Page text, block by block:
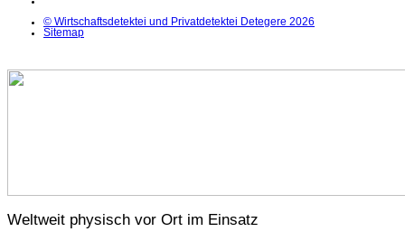
© Wirtschaftsdetektei und Privatdetektei Detegere 2026
Sitemap
Weltweit physisch vor Ort im Einsatz